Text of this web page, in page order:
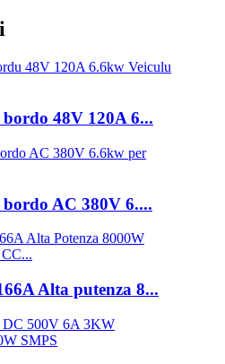
48V 120A 6...
AC 380V 6....
Alta putenza 8...